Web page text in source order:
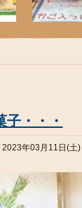
・・・
2023年03月11日(土)